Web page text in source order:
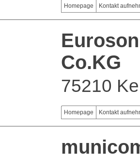
Homepage Kontakt
Co.KG
75210
Homepage Kontakt